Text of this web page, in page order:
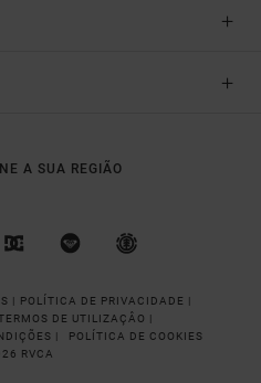
A SUA REGIÃO
| POLÍTICA DE PRIVACIDADE |
DE UTILIZAÇÂO |
|
POLÍTICA DE COOKIES
RVCA